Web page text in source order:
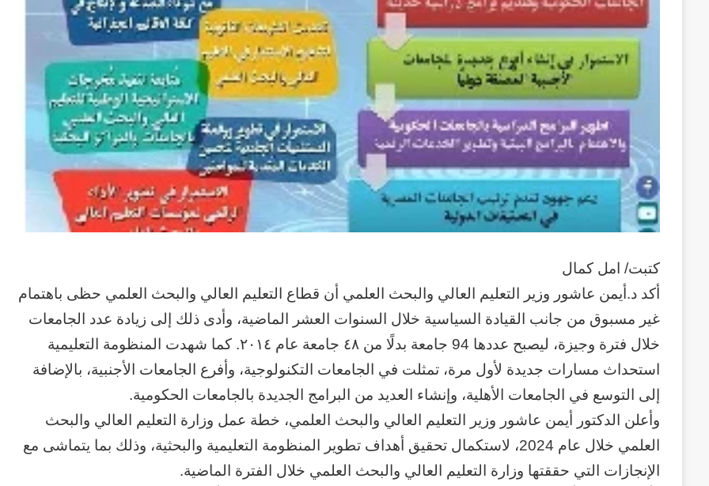
كتبت/ امل كمال
أكد د.أيمن عاشور وزير التعليم العالي والبحث العلمي أن قطاع التعليم العالي والبحث العلمي حظى باهتمام
غير مسبوق من جانب القيادة السياسية خلال السنوات العشر الماضية، وأدى ذلك إلى زيادة عدد الجامعات
خلال فترة وجيزة، ليصبح عددها 94 جامعة بدلًا من ٤٨ جامعة عام ٢٠١٤. كما شهدت المنظومة التعليمية
استحداث مسارات جديدة لأول مرة، تمثلت في الجامعات التكنولوجية، وأفرع الجامعات الأجنبية، بالإضافة
إلى التوسع في الجامعات الأهلية، وإنشاء العديد من البرامج الجديدة بالجامعات الحكومية.
وأعلن الدكتور أيمن عاشور وزير التعليم العالي والبحث العلمي، خطة عمل وزارة التعليم العالي والبحث
العلمي خلال عام 2024، لاستكمال تحقيق أهداف تطوير المنظومة التعليمية والبحثية، وذلك بما يتماشى مع
الإنجازات التي حققتها وزارة التعليم العالي والبحث العلمي خلال الفترة الماضية.